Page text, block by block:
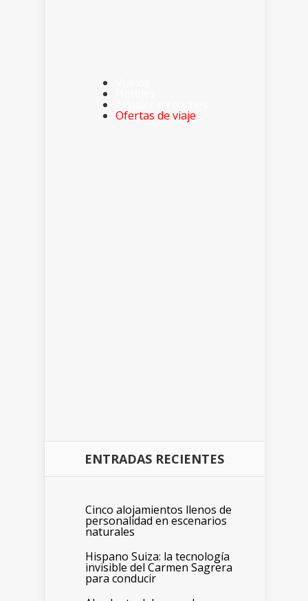
Ofertas de viaje
ENTRADAS RECIENTES
Cinco alojamientos llenos de
personalidad en escenarios
naturales
Hispano Suiza: la tecnología
invisible del Carmen Sagrera
para conducir